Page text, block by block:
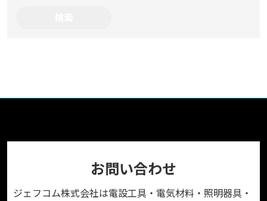
お問い合わせ
ジェフコム株式会社は電設工具・電気材料・照明器具・